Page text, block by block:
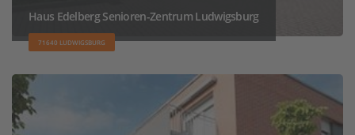
Haus Edelberg Senioren-Zentrum Ludwigsburg
71640 LUDWIGSBURG